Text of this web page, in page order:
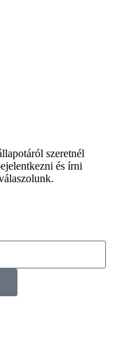
szeretnél
és írni